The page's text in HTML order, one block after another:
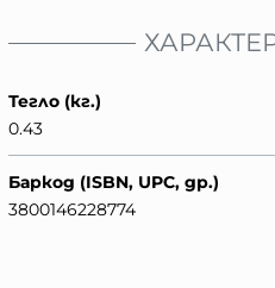
Тегло (кг.)
0.43
Баркод (ISBN, UPC, др.)
3800146228774